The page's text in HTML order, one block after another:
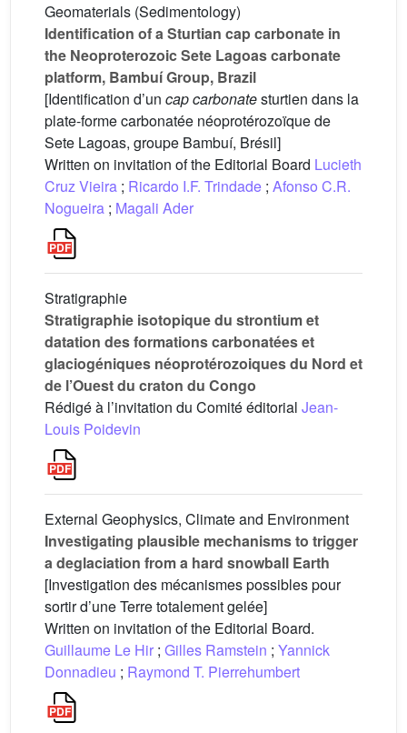
Geomaterials (Sedimentology)
Identification of a Sturtian cap carbonate in
the Neoproterozoic Sete Lagoas carbonate
platform, Bambuí Group, Brazil
[Identification d’un cap carbonatesturtien dans la
plate-forme carbonatée néoprotérozoïque de
Sete Lagoas, groupe Bambuí, Brésil]
Written on invitation of the Editorial Board Lucieth
Cruz Vieira ; Ricardo I.F. Trindade ; Afonso C.R.
Nogueira ; Magali Ader
Stratigraphie
Stratigraphie isotopique du strontium et
datation des formations carbonatées et
glaciogéniques néoprotérozoiques du Nord et
de l’Ouest du craton du Congo
Rédigé à l’invitation du Comité éditorial Jean-
Louis Poidevin
External Geophysics, Climate and Environment
Investigating plausible mechanisms to trigger
a deglaciation from a hard snowball Earth
[Investigation des mécanismes possibles pour
sortir d’une Terre totalement gelée]
Written on invitation of the Editorial Board.
Guillaume Le Hir ; Gilles Ramstein ; Yannick
Donnadieu ; Raymond T. Pierrehumbert